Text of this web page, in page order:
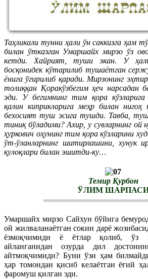
Таҳликали тунни ҳали ўн саккизга ҳам
билан ўтказган Умаршайх мирзо ўз
кетди. Хайрият, туши экан. У
босқонидек кўтарилиб тушаётган
ёнига ўгирилиб қаради. Мирзонинг
толиққан Қоракўзбегим ҳеч нарсадан
эди. У бегимнинг тим қора
қалин киприкларига меҳр билан
бехосият туш эсига тушди. Тавба,
тиниқ бўладими? Ахир, у сувларнинг ой
ҳуркович оҳунинг тим қора кўзларини
ўт-ўланларнинг шитирлашини, хунук
қулоқлари билан эшитди-ку…
Темир Қурбон
ЎЛИМ
Умаршайх мирзо Сайхун бўйига
ой жилваланаётган сокин дарё
ёзмоқчимиди ё ётлар қолиб, ўз
айланганидан озурда дил
айтмоқчимиди? Буни ўзи ҳам
ҳар томондан қисиб келаётган ёғий
фаромуш қилган эди.